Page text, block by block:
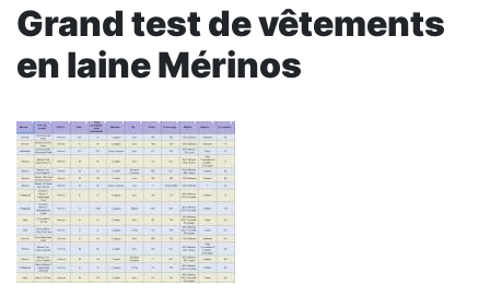
Grand test de vêtements
en laine Mérinos